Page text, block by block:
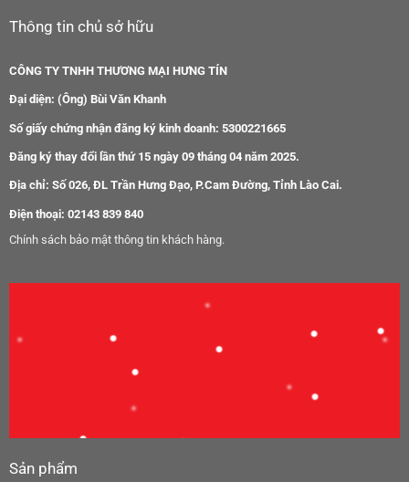
Thông tin chủ sở hữu
CÔNG TY TNHH THƯƠNG MẠI HƯNG TÍN
Đại diện: (Ông) Bùi Văn Khanh
Số giấy chứng nhận đăng ký kinh doanh: 5300221665
Đăng ký thay đổi lần thứ 15 ngày 09 tháng 04 năm 2025.
Địa chỉ: Số 026, ĐL Trần Hưng Đạo, P.Cam Đường, Tỉnh Lào Cai.
Điện thoại: 02143 839 840
Chính sách bảo mật thông tin khách hàng.
Sản phẩm